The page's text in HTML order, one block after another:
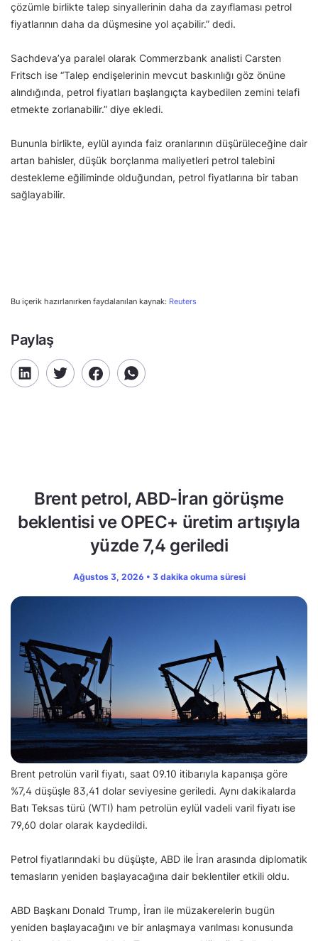
çözümle birlikte talep sinyallerinin daha da zayıflaması petrol
fiyatlarının daha da düşmesine yol açabilir.” dedi.
Sachdeva’ya paralel olarak Commerzbank analisti Carsten
Fritsch ise “Talep endişelerinin mevcut baskınlığı göz önüne
alındığında, petrol fiyatları başlangıçta kaybedilen zemini telafi
etmekte zorlanabilir.” diye ekledi.
Bununla birlikte, eylül ayında faiz oranlarının düşürüleceğine dair
artan bahisler, düşük borçlanma maliyetleri petrol talebini
destekleme eğiliminde olduğundan, petrol fiyatlarına bir taban
sağlayabilir.
Bu içerik hazırlanırken faydalanılan kaynak: Reuters
Paylaş
Brent petrol, ABD-İran görüşme
beklentisi ve OPEC+ üretim artışıyla
yüzde 7,4 geriledi
Ağustos 3, 2026 • 3 dakika okuma süresi
Brent petrolün varil fiyatı, saat 09.10 itibarıyla kapanışa göre
%7,4 düşüşle 83,41 dolar seviyesine geriledi. Aynı dakikalarda
Batı Teksas türü (WTI) ham petrolün eylül vadeli varil fiyatı ise
79,60 dolar olarak kaydedildi.
Petrol fiyatlarındaki bu düşüşte, ABD ile İran arasında diplomatik
temasların yeniden başlayacağına dair beklentiler etkili oldu.
ABD Başkanı Donald Trump, İran ile müzakerelerin bugün
yeniden başlayacağını ve bir anlaşmaya varılması konusunda